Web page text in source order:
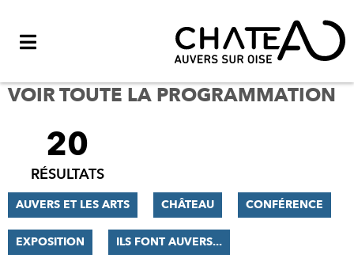
VOIR TOUTE LA PROGRAMMATION
FILTRER
RÉSULTATS
20
RÉSULTATS
AUVERS ET LES ARTS CHÂTEAU CONFÉRENCE
EXPOSITION ILS FONT AUVERS...